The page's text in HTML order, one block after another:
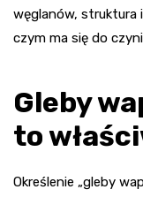
węglanów, struktura
czym ma się do
Gleby
to
Określenie „gleby